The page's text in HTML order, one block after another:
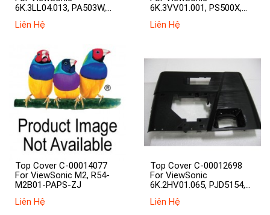
6K.3LL04.013, PA503W,
Liên Hệ
6K.3VV01.001, PS500X,
Liên Hệ
Top Cover C-00014077
For ViewSonic M2, R54-
M2B01-PAPS-ZJ
Liên Hệ
Top Cover C-00012698
For ViewSonic
6K.2HV01.065, PJD5154,
PJD5255, VS15875
Liên Hệ